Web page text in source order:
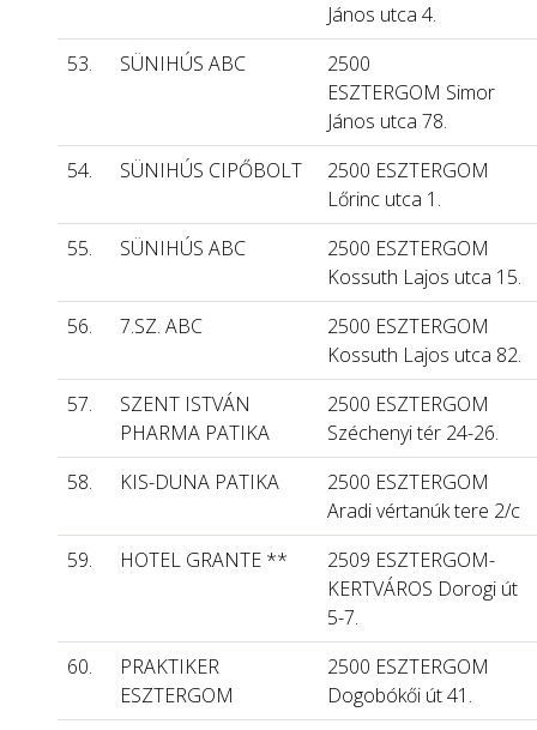
János utca 4.
53.
SÜNIHÚS ABC
2500
ESZTERGOM Simor
János utca 78.
54.
SÜNIHÚS CIPŐBOLT
2500 ESZTERGOM
Lőrinc utca 1.
55.
SÜNIHÚS ABC
2500 ESZTERGOM
Kossuth Lajos utca 15.
56.
7.SZ. ABC
2500 ESZTERGOM
Kossuth Lajos utca 82.
57.
SZENT ISTVÁN
PHARMA PATIKA
2500 ESZTERGOM
Széchenyi tér 24-26.
58.
KIS-DUNA PATIKA
2500 ESZTERGOM
Aradi vértanúk tere 2/c
59.
HOTEL GRANTE **
2509 ESZTERGOM-
KERTVÁROS Dorogi út
5-7.
60.
PRAKTIKER
ESZTERGOM
2500 ESZTERGOM
Dogobókői út 41.